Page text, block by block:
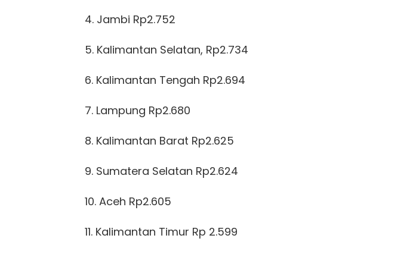
4. Jambi Rp2.752
5. Kalimantan Selatan, Rp2.734
6. Kalimantan Tengah Rp2.694
7. Lampung Rp2.680
8. Kalimantan Barat Rp2.625
9. Sumatera Selatan Rp2.624
10. Aceh Rp2.605
11. Kalimantan Timur Rp 2.599